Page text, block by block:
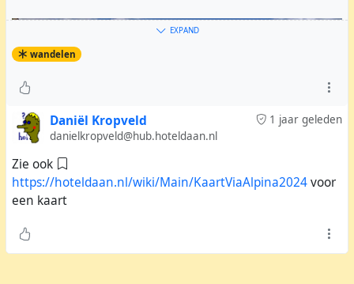
EXPAND
wandelen
1 jaar geleden
Daniël Kropveld
danielkropveld@hub.hoteldaan.nl
Zie ook
https://hoteldaan.nl/wiki/Main/KaartViaAlpina2024voor
een kaart